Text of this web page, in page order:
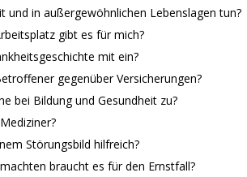
und in außergewöhnlichen Lebenslagen tun?
gibt es für mich?
mit ein?
gegenüber Versicherungen?
bei Bildung und Gesundheit zu?
Störungsbild hilfreich?
braucht es für den Ernstfall?